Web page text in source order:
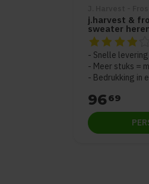
j.harvest &
sweater
De
Snelle
Meer stuks =
Bedrukking in
9669